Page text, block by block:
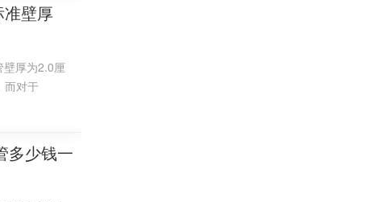
候也包括
等。
。
壁厚
壁厚为2.0厘
而对于
外径是
见的PVC水
多少钱一